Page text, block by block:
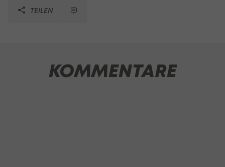
TEILEN
KOMMENTARE